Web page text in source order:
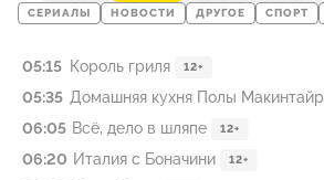
СЕРИАЛЫ НОВОСТИ ДРУГОЕ СПОРТ
05:15 Король гриля 12+
05:35 Домашняя кухня Полы Макинтайр
06:05 Всё, дело в шляпе 12+
06:20 Италия с Боначини 12+